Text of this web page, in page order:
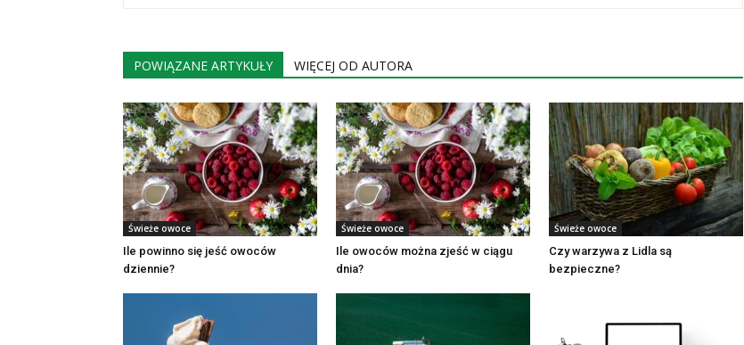
POWIĄZANE ARTYKUŁY WIĘCEJ OD AUTORA
Świeże owoce
Ile powinno się jeść owoców
dziennie?
Świeże owoce
Ile owoców można zjeść w ciągu
dnia?
Świeże owoce
Czy warzywa z Lidla są
bezpieczne?